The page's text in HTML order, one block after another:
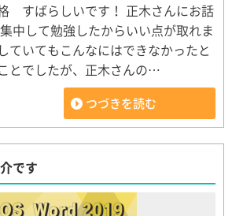
すばらしいです！ 正木さんにお話
中して勉強したからいい点が取れま
ていてもこんなにはできなかったと
とでしたが、正木さんの…
つづきを読む
です